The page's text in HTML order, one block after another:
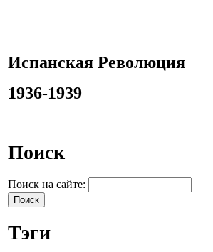
Испанская Революция
1936-1939
Поиск
Поиск на сайте:
Тэги